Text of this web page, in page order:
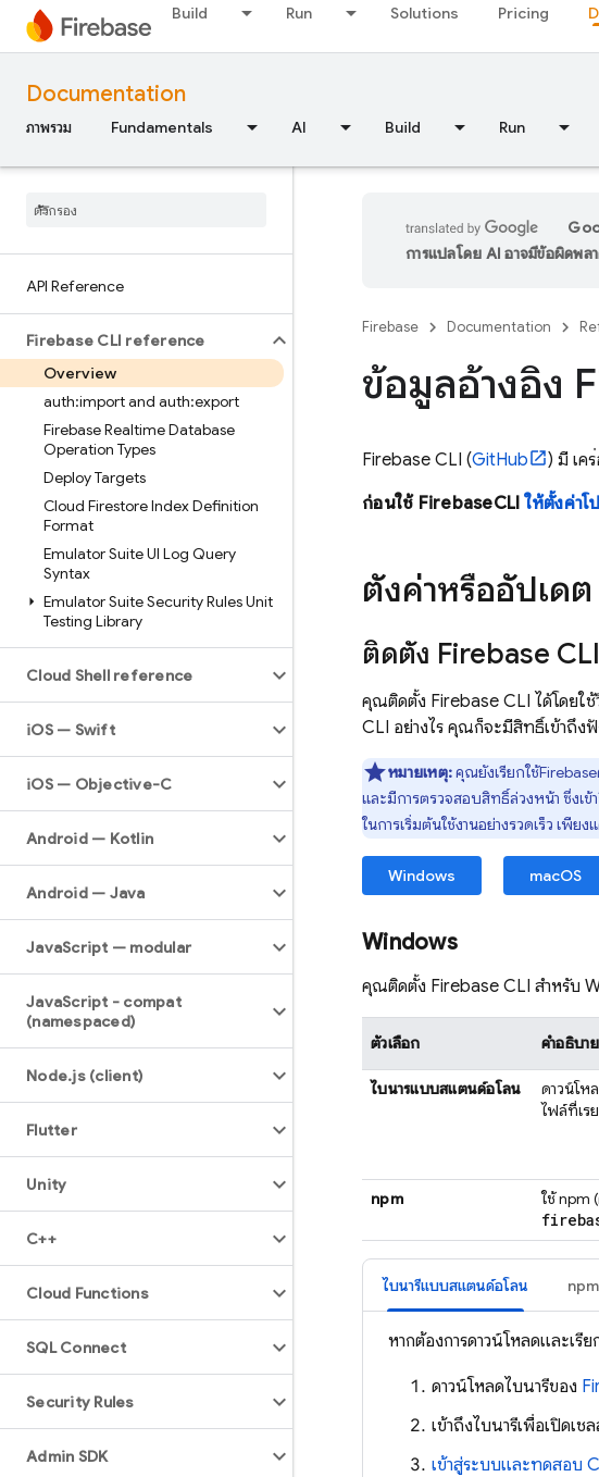
Build Run Solutions Pricing
Documentation
ภาพรวม Fundamentals AI Build Run
API Reference
Firebase CLI reference
Overview
auth:import and auth:export
Firebase Realtime Database
Operation Types
Deploy Targets
Cloud Firestore Index Definition
Format
Emulator Suite UI Log Query
Syntax
Emulator Suite Security Rules Unit
Testing Library
Cloud Shell reference
iOS — Swift
iOS — Objective-C
Android — Kotlin
Android — Java
JavaScript — modular
JavaScript - compat
(namespaced)
Node.js (client)
Flutter
Unity
C++
Cloud Functions
SQL Connect
Security Rules
Admin SDK
การแปลโดย AI อาจมีข้อผิดพล
Firebase Documentation
ข้อมูลอ้างอิง
Firebase CLI (GitHub
) มี เค
ก่อนใช้ FirebaseCLIให้ตั้งค่าโ
ตั้งค่าหรืออัปเดต
ติดตั้ง Firebase CLI
คุณติดตั้ง Firebase CLI ได้โดยใ
CLI อย่างไร คุณก็จะมีสิทธิ์เข้าถึง
หมายเหตุ:คุณยังเรียกใช้Firebase
และมีการตรวจสอบสิทธิ์ล่วงหน้า ซึ่งเข้
ในการเริ่มต้นใช้งานอย่างรวดเร็ว เพีย
Windows macOS
Windows
คุณติดตั้ง Firebase CLI สำหรับ
ตัวเลือก คำอธิบาย
ไบนารีแบบสแตนด์อโลน
ดาวน์โห
ไฟล์ที่เรี
npm
ใช้ npm
ไบนารีแบบสแตนด์อโลน npm
หากต้องการดาวน์โหลดและเรี
ดาวน์โหลดไบนารีของ
เข้าถึงไบนารีเพื่อเปิดเ
เข้าสู่ระบบและทดสอบ